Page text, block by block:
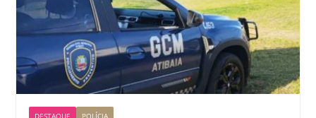
DESTAQUE POLÍCIA